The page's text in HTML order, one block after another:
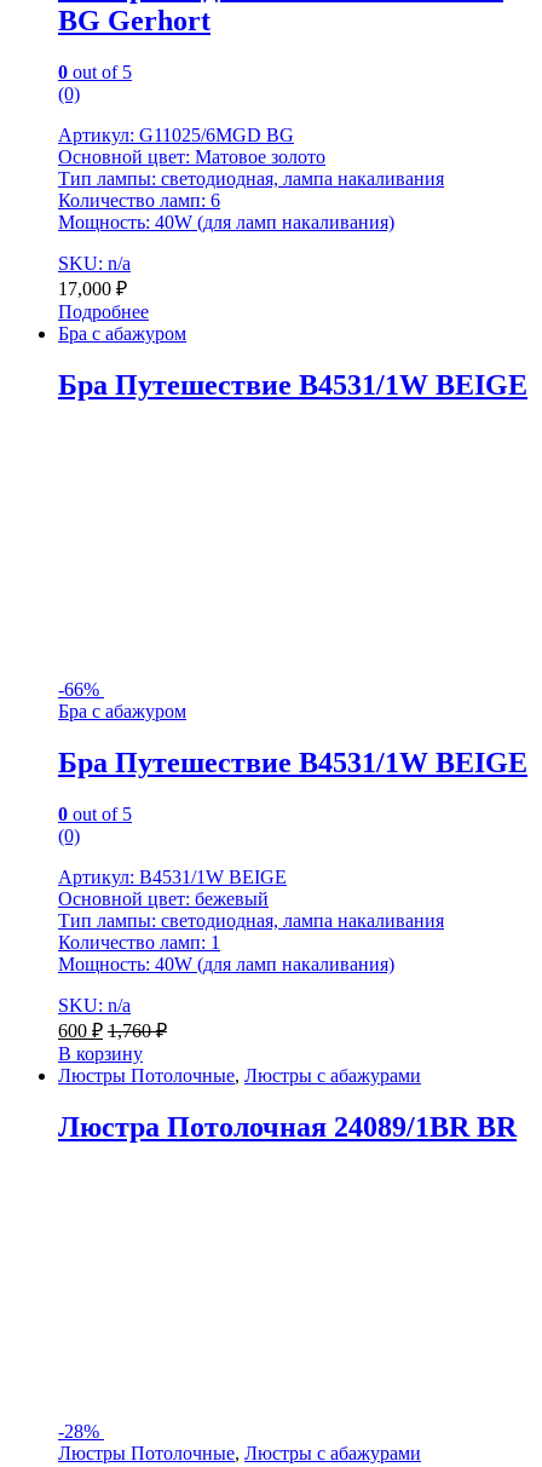
BG Gerhort
0 out of 5
(0)
Артикул: G11025/6MGD BG
Основной цвет: Матовое золото
Тип лампы: светодиодная, лампа накаливания
Количество ламп: 6
Мощность: 40W (для ламп накаливания)
SKU: n/a
17,000 ₽
Подробнее
Бра с абажуром
Бра Путешествие B4531/1W BEIGE
-66%
Бра с абажуром
Бра Путешествие B4531/1W BEIGE
0 out of 5
(0)
Артикул: B4531/1W BEIGE
Основной цвет: бежевый
Тип лампы: светодиодная, лампа накаливания
Количество ламп: 1
Мощность: 40W (для ламп накаливания)
SKU: n/a
600 ₽ 1,760₽
В корзину
Люстры Потолочные, Люстры с абажурами
Люстра Потолочная 24089/1BR BR
-28%
Люстры Потолочные, Люстры с абажурами